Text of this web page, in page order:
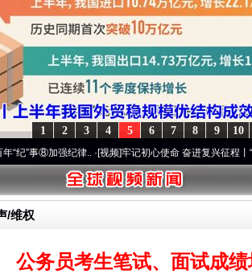
10
9
8
7
6
5
4
3
2
1
强纪律..·[视频]牢记初心使命 奋进复兴征程丨“转折之城”
/维权
公务员考生笔试、面试成